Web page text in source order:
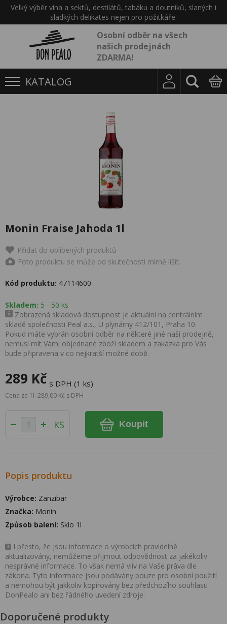
Velký výběr vína a sektů, destilátů, tabáku a doutníků, slaných i
sladkých delikates nejen pro požitkáře.
Osobní odběr na všech
našich prodejnách
ZDARMA!
KATALOG
Monin Fraise Jahoda 1l
Přidat do oblíbených produktů
Foto produktu se může od skutečnosti mírně lišit.
Kód produktu: 47114600
Skladem: 5 - 50 ks
Zobrazená skladová dostupnost je aktuální na centrálním
skladě společnosti Peal a.s., U plynárny 412/101, Praha 10.
Pokud máte vybrán osobní odběr na některé jiné naší prodejně,
nemusí mít Vámi objednané zboží skladem a zakázka pro Vás
bude připravena v co nejkratší možné době.
289 Kč s DPH (1 ks)
Cena za 1l: 289,00 Kč s DPH
KS Koupit
Popis produktu
Výrobce: Zanzibar
Značka: Monin
Způsob balení: Sklo 1l
I přesto, že jsou informace o výrobcích pravidelně
aktualizovány, nemůžeme přijmout odpovědnost za jakékoliv
nesprávné informace. To však nemá vliv na Vaše práva dle
zákona. Tyto informace jsou podávány pouze pro osobní použití
a nemohou být jakkoliv kopírovány bez předchozího souhlasu
DonPealo ani bez řádného uvedení zdroje.
Doporučené produkty